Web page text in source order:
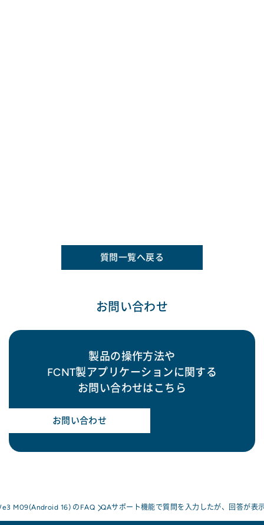
質問一覧へ戻る
お問い合わせ
製品の操作方法や
FCNT製アプリケーションに関する
お問い合わせはこちら
お問い合わせ
M09(Android 16) のFAQ QAサポート機能で質問を入力したが、回答が表